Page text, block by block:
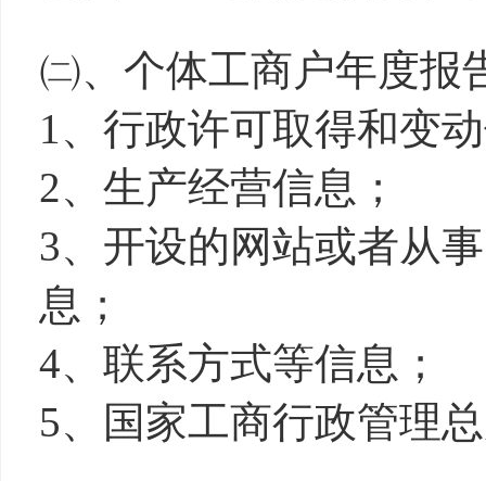
㈡、个体工商户年度报
1、行政许可取得和变
2、生产经营信息；
3、开设的网站或者从
息；
4、联系方式等信息；
5、国家工商行政管理